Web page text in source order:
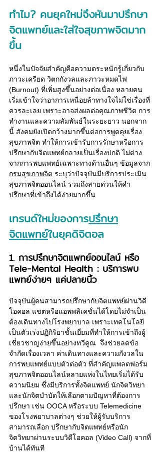
ทำไม? คนยุคใหม่จึงหันมาปรึกษา
จิตแพทย์และใส่ใจสุขภาพจิตมาก
ขึ้น
หนึ่งในปัจจัยสำคัญคือความตระหนักรู้เกี่ยวกับ
ภาวะเครียด วิตกกังวลและภาวะหมดไฟ
(Burnout) ที่เพิ่มสูงขึ้นอย่างต่อเนื่อง หลายคน
เริ่มเข้าใจว่าอาการเหนื่อยล้าทางใจไม่ใช่เรื่องที่
ควรละเลย เพราะอาจส่งผลต่อคุณภาพชีวิต การ
ทำงานและความสัมพันธ์ในระยะยาว นอกจาก
นี้ สังคมยังเปิดกว้างมากขึ้นต่อการพูดคุยเรื่อง
สุขภาพจิต ทำให้การเข้ารับการรักษาหรือการ
ปรึกษากับจิตแพทย์กลายเป็นเรื่องปกติ ไม่ต่าง
จากการพบแพทย์เฉพาะทางด้านอื่นๆ ข้อมูลจาก
กรมสุขภาพจิต ระบุว่าปัจจุบันมีบริการประเมิน
สุขภาพจิตออนไลน์ รวมถึงสายด่วนให้คำ
ปรึกษาที่เข้าถึงได้ง่ายมากขึ้น
เทรนด์ใหม่ของการปรึกษา
จิตแพทย์ในยุคดิจิตอล
1. การปรึกษาจิตแพทย์ออนไลน์ หรือ
Tele-Mental Health : บริการพบ
แพทย์ง่ายๆ แค่ปลายนิ้ว
ปัจจุบันผู้คนสามารถปรึกษากับจิตแพทย์ผ่านวิดี
โอคอล แชตหรือแอพพลิเคชั่นได้โดยไม่จำเป็น
ต้องเดินทางไปโรงพยาบาล เพราะเทคโนโลยี
เป็นตัวเร่งปฏิกิริยาชั้นเยี่ยมที่ทำให้การเข้าถึงผู้
เชี่ยวชาญง่ายขึ้นอย่างทวีคูณ  จึงช่วยลดข้อ
จำกัดเรื่องเวลา ค่าเดินทางและความกังวลใน
การพบแพทย์แบบตัวต่อตัว ที่สำคัญแพลตฟอร์ม
สุขภาพจิตออนไลน์หลายแห่งในไทยเริ่มได้รับ
ความนิยม ซึ่งมีบริการทั้งจิตแพทย์ นักจิตวิทยา
และนักจิตบำบัดให้เลือกตามปัญหาที่ต้องการ
ปรึกษา เช่น OOCA หรือระบบ Telemedicine
ของโรงพยาบาลต่างๆ ช่วยให้ผู้รับบริการ
สามารถเลือก ปรึกษากับจิตแพทย์หรือนัก
จิตวิทยาผ่านระบบวิดีโอคอล (Video Call) จากที่
บ้านได้ทันที